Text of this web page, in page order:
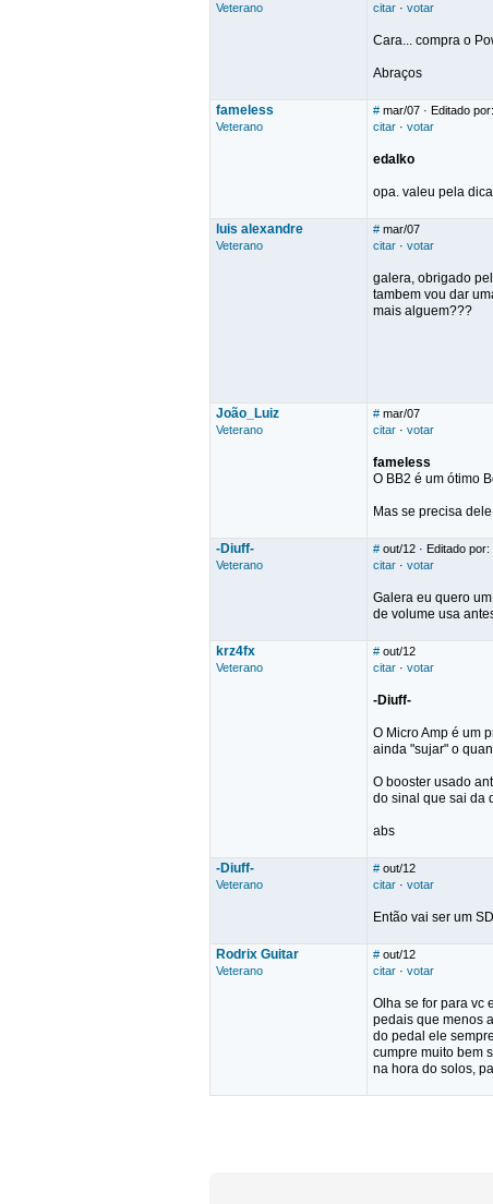
Veterano
citar · votar
Cara... compra o
Abraços
fameless
Veterano
# mar/07 · Editado
citar · votar
edalko
opa. valeu pela
luis alexandre
Veterano
# mar/07
citar · votar
galera, obrigado
tambem vou dar
mais alguem???
João_Luiz
Veterano
# mar/07
citar · votar
fameless
O BB2 é um ótimo
Mas se precisa
-Diuff-
Veterano
# out/12 · Editado
citar · votar
Galera eu quero
de volume usa
krz4fx
Veterano
# out/12
citar · votar
-Diuff-
O Micro Amp é um
ainda "sujar" o
O booster usado
do sinal que sai da
abs
-Diuff-
Veterano
# out/12
citar · votar
Então vai ser um
Rodrix Guitar
Veterano
# out/12
citar · votar
Olha se for para vc
pedais que menos
do pedal ele
cumpre muito bem
na hora do solos,